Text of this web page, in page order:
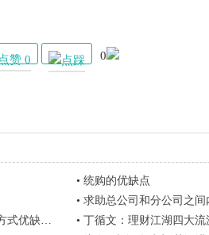
点赞 0 0
• 统购的优缺点
• 求助总公司和分公司之间内部
缺点？ • 丁循文：理财江湖四大流